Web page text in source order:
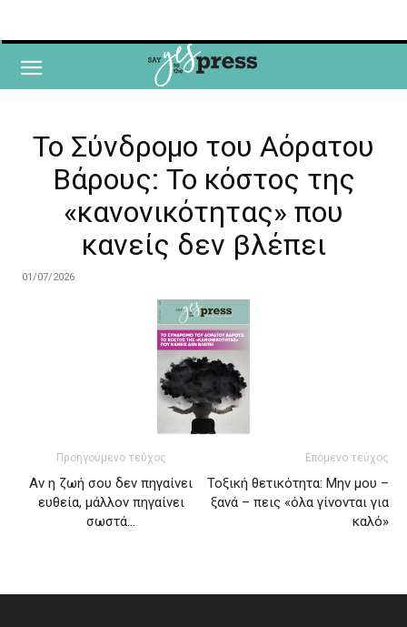
Το Σύνδρομο του Αόρατου
Βάρους: Το κόστος της
«κανονικότητας» που
κανείς δεν βλέπει
01/07/2026
Προηγούμενο τεύχος
Αν η ζωή σου δεν πηγαίνει
ευθεία, μάλλον πηγαίνει
σωστά…
Επόμενο τεύχος
Τοξική θετικότητα: Μην μου –
ξανά – πεις «όλα γίνονται για
καλό»